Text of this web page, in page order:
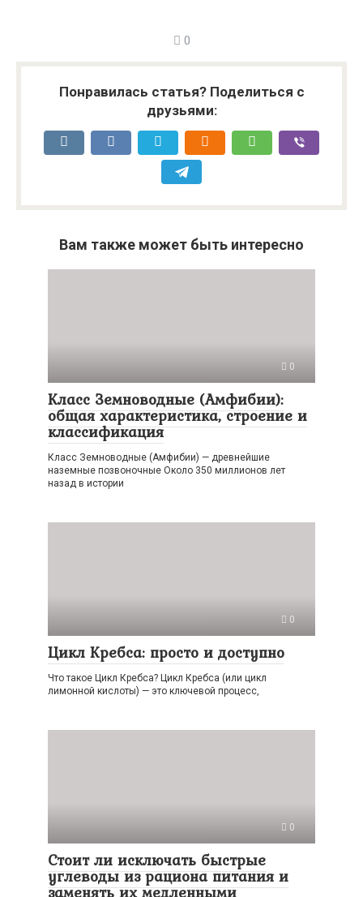
0
Понравилась статья? Поделиться с
друзьями:
Вам также может быть интересно
0
Класс Земноводные (Амфибии):
общая характеристика, строение и
классификация
Класс Земноводные (Амфибии) — древнейшие
наземные позвоночные Около 350 миллионов лет
назад в истории
0
Цикл Кребса: просто и доступно
Что такое Цикл Кребса? Цикл Кребса (или цикл
лимонной кислоты) — это ключевой процесс,
0
Стоит ли исключать быстрые
углеводы из рациона питания и
заменять их медленными